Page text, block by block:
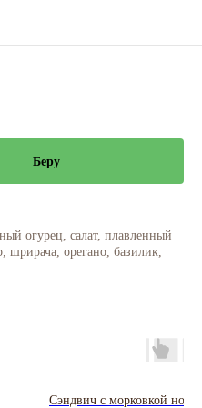
Беру
огурец, салат, плавленный
шрирача, орегано, базилик,
Сэндвич с морковкой нори